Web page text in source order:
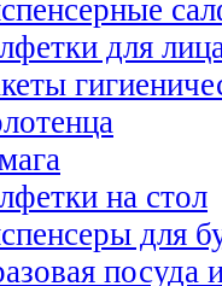
для
на стол
для
посуда